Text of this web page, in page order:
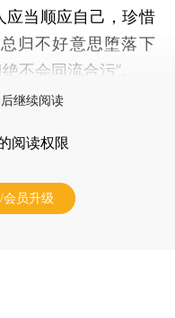
应当顺应自己，珍惜
归不好意思堕落下
不会同流合污”。
继续阅读
阅读权限
会员升级